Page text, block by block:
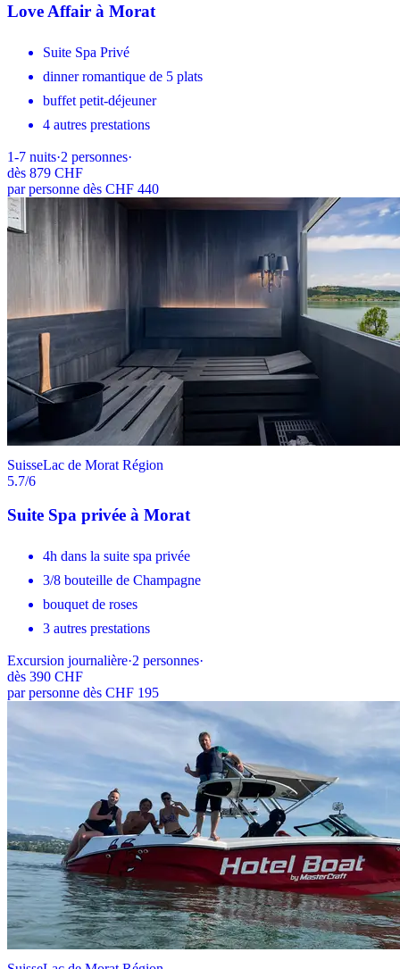
Love Affair à Morat
Suite Spa Privé
dinner romantique de 5 plats
buffet petit-déjeuner
4 autres prestations
1-7 nuits·2 personnes·
dès 879 CHF
par personne dès CHF 440
SuisseLac de Morat Région
5.7/6
Suite Spa privée à Morat
4h dans la suite spa privée
3/8 bouteille de Champagne
bouquet de roses
3 autres prestations
Excursion journalière·2 personnes·
dès 390 CHF
par personne dès CHF 195